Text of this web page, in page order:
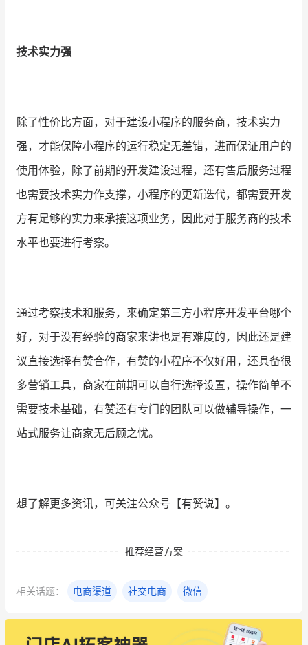
技术实力强
除了性价比方面，对于建设小程序的服务商，技术实力
强，才能保障小程序的运行稳定无差错，进而保证用户的
使用体验，除了前期的开发建设过程，还有售后服务过程
也需要技术实力作支撑，小程序的更新迭代，都需要开发
方有足够的实力来承接这项业务，因此对于服务商的技术
水平也要进行考察。
通过考察技术和服务，来确定第三方小程序开发平台哪个
好，对于没有经验的商家来讲也是有难度的，因此还是建
议直接选择有赞合作，有赞的小程序不仅好用，还具备很
多营销工具，商家在前期可以自行选择设置，操作简单不
需要技术基础，有赞还有专门的团队可以做辅导操作，一
站式服务让商家无后顾之忧。
想了解更多资讯，可关注公众号【有赞说】。
推荐经营方案
相关话题： 电商渠道 社交电商 微信